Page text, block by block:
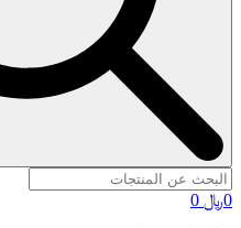
0﷼ 0